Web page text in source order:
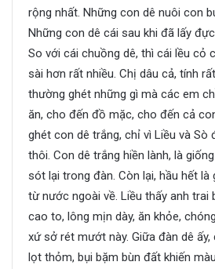
rộng nhất. Những con dê nuôi con
Những con dê cái sau khi đã lấy
So với cái chuồng dê, thì cái lều cỏ
sài hơn rất nhiều. Chị dâu cả, tính
thường ghét những gì mà các em
ăn, cho đến đồ mặc, cho đến cả
ghét con dê trắng, chỉ vì Liều và Sò
thôi. Con dê trắng hiền lành, là
sót lại trong đàn. Còn lại, hầu hết là
từ nước ngoài về. Liều thấy anh trai
cao to, lông mịn dày, ăn khỏe,
xứ sở rét mướt này. Giữa đàn dê ấy,
lọt thỏm, bụi bặm bùn đất khiến